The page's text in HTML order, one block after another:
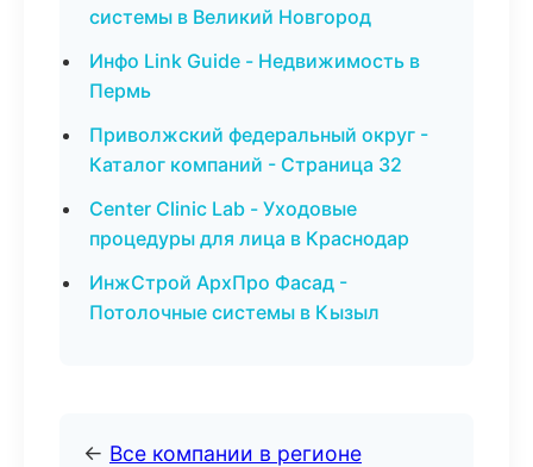
системы в Великий Новгород
Инфо Link Guide - Недвижимость в
Пермь
Приволжский федеральный округ -
Каталог компаний - Страница 32
Center Clinic Lab - Уходовые
процедуры для лица в Краснодар
ИнжСтрой АрхПро Фасад -
Потолочные системы в Кызыл
← Все компании в регионе